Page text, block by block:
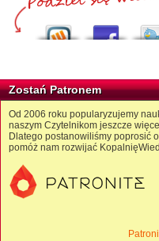
Zostań Patronem
Od 2006 roku popularyzujemy
naszym Czytelnikom jeszcze
Dlatego postanowiliśmy poprosić
pomóż nam rozwijać